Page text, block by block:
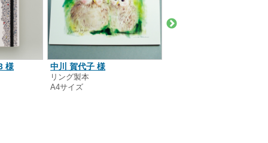
様 中川 賀代子 様
リング製本
A4サイズ